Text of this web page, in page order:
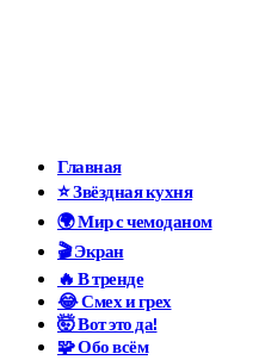
Главная
⭐ Звёздная кухня
🌍 Мир с чемоданом
🎬 Экран
🔥 В тренде
😂 Смех и грех
🤯 Вот это да!
🧩 Обо всём